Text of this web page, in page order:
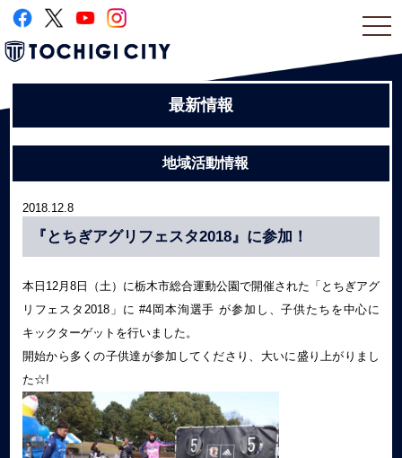
最新情報
地域活動情報
2018.12.8
『とちぎアグリフェスタ2018』に参加！
本日12月8日（土）に栃木市総合運動公園で開催された「とちぎアグ
リフェスタ2018」に #4岡本洵選手 が参加し、子供たちを中心に
キックターゲットを行いました。
開始から多くの子供達が参加してくださり、大いに盛り上がりまし
た☆!